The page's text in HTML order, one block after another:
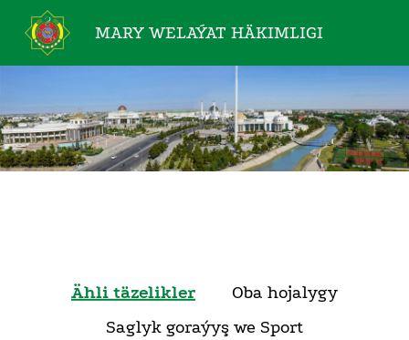
MARY WELAÝAT HÄKIMLIGI
Ähli täzelikler
Oba hojalygy
Saglyk goraýyş we Sport